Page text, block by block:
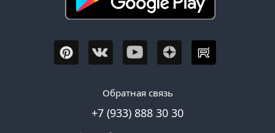
Обратная связь
+7 (933) 888 30 30